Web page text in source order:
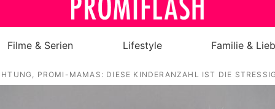
Royals
Filme & Serien Lifestyle Familie &
PROMI-MAMAS: DIESE KINDERANZAHL IST DIE